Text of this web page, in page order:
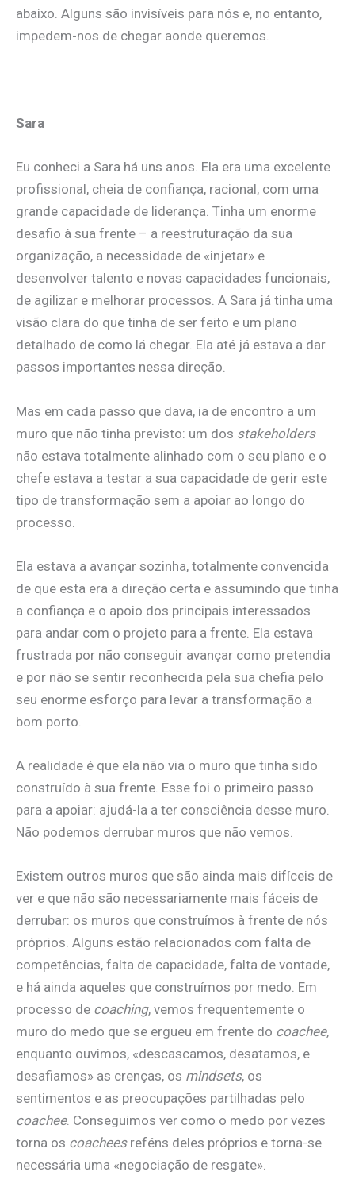
abaixo. Alguns são invisíveis para nós e, no entanto,
impedem-nos de chegar aonde queremos.
Sara
Eu conheci a Sara há uns anos. Ela era uma excelente
profissional, cheia de confiança, racional, com uma
grande capacidade de liderança. Tinha um enorme
desafio à sua frente – a reestruturação da sua
organização, a necessidade de «injetar» e
desenvolver talento e novas capacidades funcionais,
de agilizar e melhorar processos. A Sara já tinha uma
visão clara do que tinha de ser feito e um plano
detalhado de como lá chegar. Ela até já estava a dar
passos importantes nessa direção.
Mas em cada passo que dava, ia de encontro a um
muro que não tinha previsto: um dos stakeholders
não estava totalmente alinhado com o seu plano e o
chefe estava a testar a sua capacidade de gerir este
tipo de transformação sem a apoiar ao longo do
processo.
Ela estava a avançar sozinha, totalmente convencida
de que esta era a direção certa e assumindo que tinha
a confiança e o apoio dos principais interessados
para andar com o projeto para a frente. Ela estava
frustrada por não conseguir avançar como pretendia
e por não se sentir reconhecida pela sua chefia pelo
seu enorme esforço para levar a transformação a
bom porto.
A realidade é que ela não via o muro que tinha sido
construído à sua frente. Esse foi o primeiro passo
para a apoiar: ajudá-la a ter consciência desse muro.
Não podemos derrubar muros que não vemos.
Existem outros muros que são ainda mais difíceis de
ver e que não são necessariamente mais fáceis de
derrubar: os muros que construímos à frente de nós
próprios. Alguns estão relacionados com falta de
competências, falta de capacidade, falta de vontade,
e há ainda aqueles que construímos por medo. Em
processo de coaching, vemos frequentemente o
muro do medo que se ergueu em frente do coachee,
enquanto ouvimos, «descascamos, desatamos, e
desafiamos» as crenças, os mindsets, os
sentimentos e as preocupações partilhadas pelo
coachee. Conseguimos ver como o medo por vezes
torna os coacheesreféns deles próprios e torna-se
necessária uma «negociação de resgate».